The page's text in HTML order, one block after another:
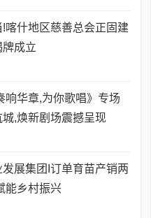
喀什地区慈善总会正固建
成立
响华章,为你歌唱》专场
,焕新剧场震撼呈现
发展集团I订单育苗产销两
能乡村振兴